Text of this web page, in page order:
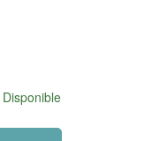
Disponible